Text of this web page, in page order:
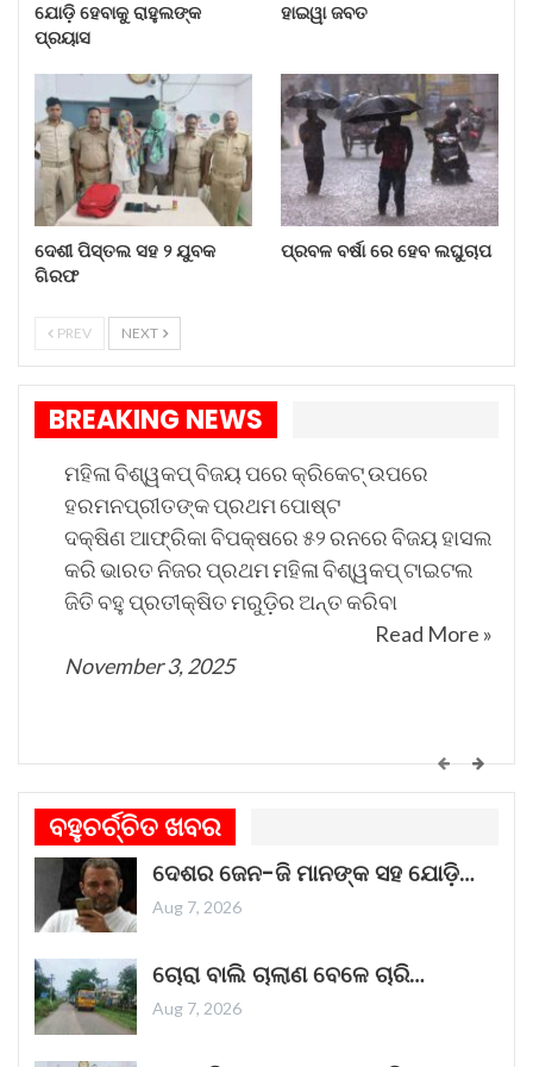
ଡିଗ୍ରୀ ସେଲସିୟସ୍ ରହିବାର ସମ୍ଭାବନା ରହିଛି । ତଥାପି,
ବହୁ ପ୍ରତୀକ୍ଷିତ ଏହି ଇଭେଣ୍ଟ ଉପରେ ମେଘ ଘୋଡ଼ାଇ
ରହିଛି । କୋଲକାତାର ପାଣିପାଗ ପୂର୍ବାନୁମାନ ପ୍ରବଳ
ବର୍ଷାର ପୂର୍ବାନୁମାନ କରିଛି, ଯାହା ପ୍ରଶଂସକଙ୍କ ମଧ୍ୟରେ
ବର୍ଷା ହେବାର ସମ୍ଭାବନା ବିଷୟରେ ଚିନ୍ତା ସୃଷ୍ଟି କରିଛି ।
ଯୋଡ଼ି ହେବାକୁ ରାହୁଲଙ୍କ
ପ୍ରୟାସ
ହାଇୱା ଜବତ
ଦେଶୀ ପିସ୍ତଲ ସହ ୨ ଯୁବକ
ଗିରଫ
ପ୍ରବଳ ବର୍ଷା ରେ ହେବ ଲଘୁଚାପ
PREV NEXT
BREAKING NEWS
ମହିଳା ବିଶ୍ୱକପ୍ ବିଜୟ ପରେ କ୍ରିକେଟ୍ ଉପରେ
ହରମନପ୍ରୀତଙ୍କ ପ୍ରଥମ ପୋଷ୍ଟ
ଦକ୍ଷିଣ ଆଫ୍ରିକା ବିପକ୍ଷରେ ୫୨ ରନରେ ବିଜୟ ହାସଲ
କରି ଭାରତ ନିଜର ପ୍ରଥମ ମହିଳା ବିଶ୍ୱକପ୍ ଟାଇଟଲ
ଜିତି ବହୁ ପ୍ରତୀକ୍ଷିତ ମରୁଡ଼ିର ଅନ୍ତ କରିବା
Read More »
November 3, 2025
କେମିତି ଚାଲିଛି କଟକ ଐତିହାସିକ ବାଲିଯାତ୍ରା ପ୍ରସ୍ତୁତି
ଗୀତଟି କାନରେ ପଡ଼ିଲେ, ଆଖି ଆଗରେ ନାଚିଯାଏ
ଓଡ଼ିଶାର ନୌବାଣିଜ୍ୟ ପରମ୍ପରା । ଓଡ଼ିଶାର ପ୍ରାଚୀନ
ନାମ କଳିଙ୍ଗ । ପ୍ରାଚୀନ କଳିଙ୍ଗକୁ ସମୃଦ୍ଧ କରିଥିଲା
ନୌବାଣିଜ୍ୟ
November 1, 2025
ବହୁଚର୍ଚ୍ଚିତ ଖବର
ଦେଶର ଜେନ-ଜି ମାନଙ୍କ ସହ ଯୋଡ଼ି…
Aug 7, 2026
ଚୋରା ବାଲି ଚାଲାଣ ବେଳେ ଚାରି…
Aug 7, 2026